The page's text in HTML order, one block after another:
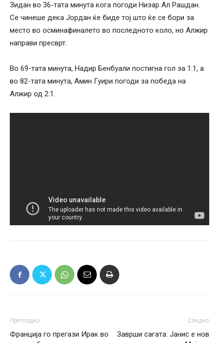
Зидан во 36-тата минута кога погоди Низар Ал Рашдан.
Се чинеше дека Јордан ќе биде тој што ќе се бори за
место во осминафиналето во последното коло, но Алжир
направи пресврт.
Во 69-тата минута, Надир Бенбуали постигна гол за 1:1, а
во 82-тата минута, Амин Гуири погоди за победа на
Алжир од 2:1.
Претходно
Франција го прегази Ирак во
Следно
Заврши сагата: Јанис е нов